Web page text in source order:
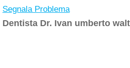
Segnala Problema
Dentista Dr. Ivan umberto